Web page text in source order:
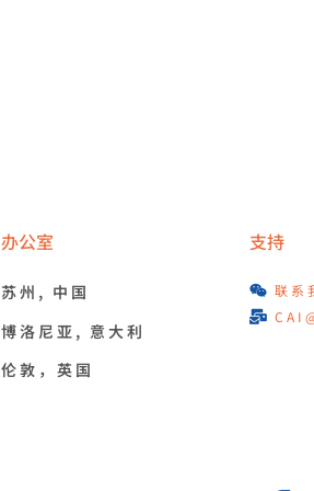
办公室
苏州, 中国
博洛尼亚, 意大利
伦敦，英国
支持
联系